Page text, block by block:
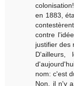
en 1883,
contre
justifier des
D'ailleurs,
nom: c'est
Non, il n'y